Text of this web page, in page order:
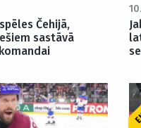
Čehijā,
sastāvā